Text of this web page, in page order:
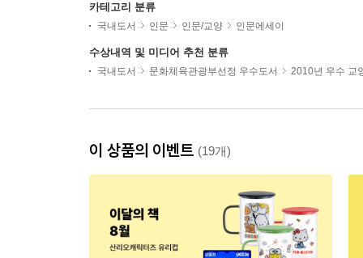
카테고리 분류
국내도서 인문 인문/교양 인문에세이
수상내역 및 미디어 추천 분류
국내도서 문화체육관광부선정 우수도서 2010년 우수 교
이 상품의 이벤트 (19개)